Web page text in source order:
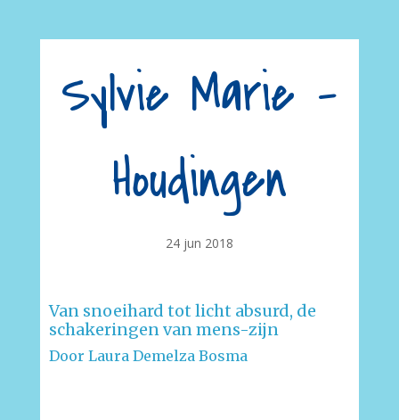
Sylvie Marie –
Houdingen
24 jun 2018
Van snoeihard tot licht absurd, de
schakeringen van mens-zijn
Door Laura Demelza Bosma